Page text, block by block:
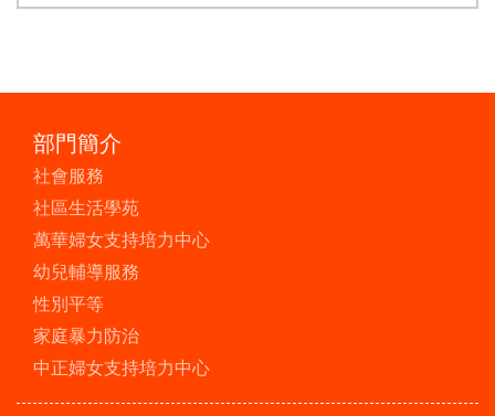
部門簡介
社會服務
社區生活學苑
萬華婦女支持培力中心
幼兒輔導服務
性別平等
家庭暴力防治
中正婦女支持培力中心